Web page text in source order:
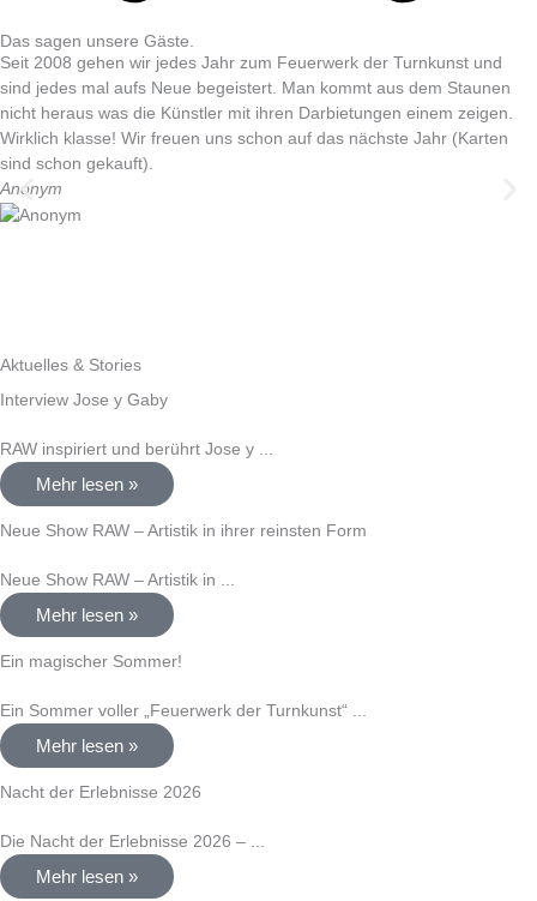
Das sagen unsere Gäste.
Seit 2008 gehen wir jedes Jahr zum Feuerwerk der Turnkunst und
sind jedes mal aufs Neue begeistert. Man kommt aus dem Staunen
nicht heraus was die Künstler mit ihren Darbietungen einem zeigen.
Wirklich klasse! Wir freuen uns schon auf das nächste Jahr (Karten
sind schon gekauft).
Anonym
Aktuelles & Stories
Interview Jose y Gaby
RAW inspiriert und berührt Jose y ...
Mehr lesen »
Neue Show RAW – Artistik in ihrer reinsten Form
Neue Show RAW – Artistik in ...
Mehr lesen »
Ein magischer Sommer!
Ein Sommer voller „Feuerwerk der Turnkunst“ ...
Mehr lesen »
Nacht der Erlebnisse 2026
Die Nacht der Erlebnisse 2026 – ...
Mehr lesen »